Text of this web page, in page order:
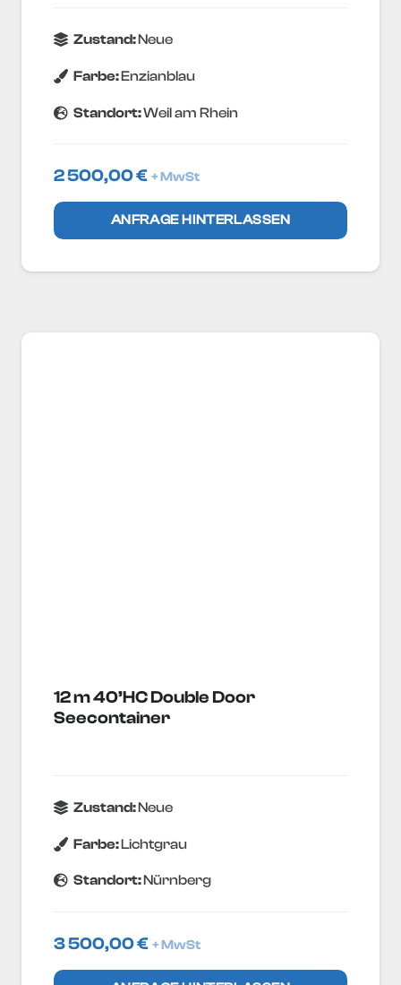
Zustand:Neue
Farbe:Enzianblau
Standort:Weil am Rhein
2 500,00€ + MwSt
ANFRAGE HINTERLASSEN
12 m 40’HC Double Door
Seecontainer
Zustand:Neue
Farbe:Lichtgrau
Standort:Nürnberg
3 500,00€ + MwSt